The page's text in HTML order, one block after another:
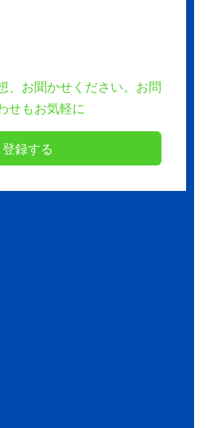
、お聞かせください。お問
せもお気軽に
登録する